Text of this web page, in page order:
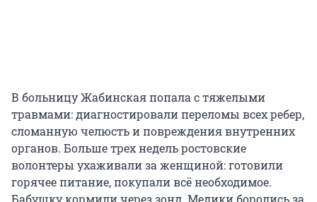
В больницу Жабинская попала с тяжелыми
травмами: диагностировали переломы всех ребер,
сломанную челюсть и повреждения внутренних
органов. Больше трех недель ростовские
волонтеры ухаживали за женщиной: готовили
горячее питание, покупали всё необходимое.
Бабушку кормили через зонд. Медики боролись за